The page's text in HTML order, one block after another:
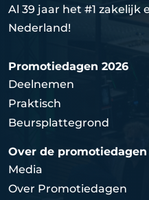
Al 39 jaar het #1 zakelijk
Nederland!
Promotiedagen 2026
Deelnemen
Praktisch
Beursplattegrond
Over de promotiedagen
Media
Over Promotiedagen